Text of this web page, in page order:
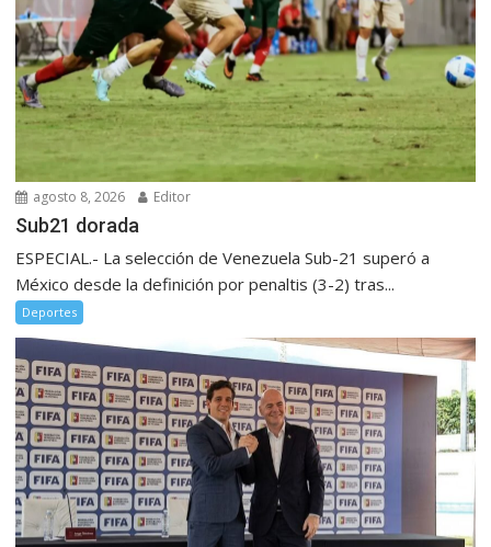
agosto 8, 2026 Editor
Sub21 dorada
ESPECIAL.- La selección de Venezuela Sub-21 superó a
México desde la definición por penaltis (3-2) tras...
Deportes